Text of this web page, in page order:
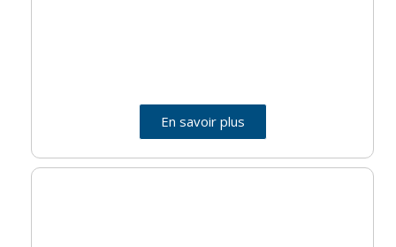
En savoir plus